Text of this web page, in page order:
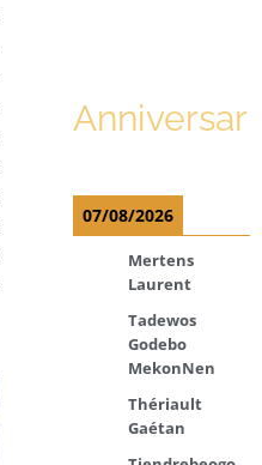
07/08/2026
Mertens
Laurent
Tadewos
Godebo
MekonNen
Thériault
Gaétan